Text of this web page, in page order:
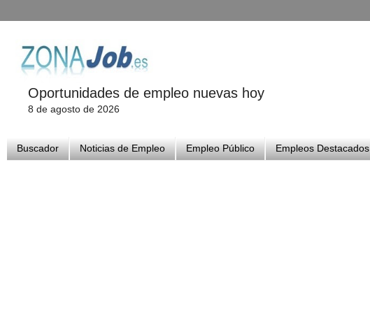
Oportunidades de empleo nuevas hoy
8 de agosto de 2026
Buscador Noticias de Empleo Empleo Público Empleos Destacados